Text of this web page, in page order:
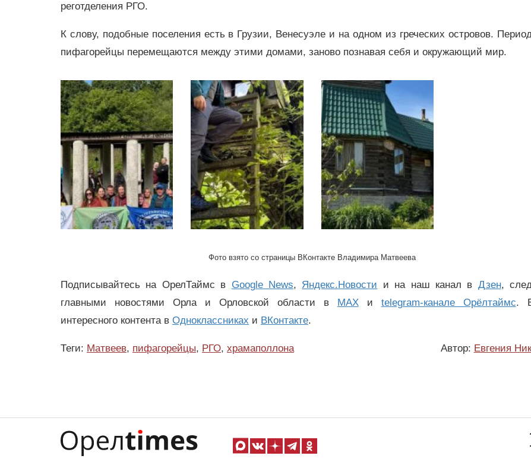
реготделения РГО.
К слову, подобные поселения есть в Грузии, Венесуэле и на одном из греческих островов.
пифагорейцы перемещаются между этими домами, заново познавая себя и окружающий мир.
Фото взято со страницы ВКонтакте Владимира Матвеева
Подписывайтесь на ОрелТаймс в Google News, Яндекс.Новости и на наш канал в Дзен,
главными новостями Орла и Орловской области в
MAXи telegram-канале Орёлтаймс.
интересного контента в Одноклассниках и ВКонтакте.
Теги: Матвеев, пифагорейцы, РГО, храмаполлона Автор: Евгения